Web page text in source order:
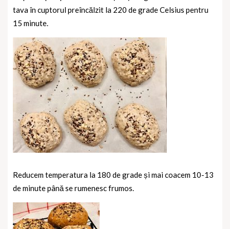
tava în cuptorul preîncălzit la 220 de grade Celsius pentru
15 minute.
Reducem temperatura la 180 de grade și mai coacem 10-13
de minute până se rumenesc frumos.